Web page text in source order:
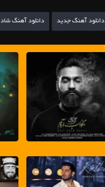
دانلود آهنگ جدید دانلود آهنگ شاد